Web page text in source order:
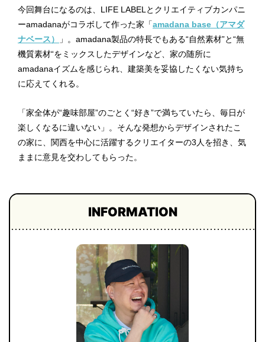
今回舞台になるのは、LIFE LABELとクリエイティブカンパニ
ーamadanaがコラボして作った家「amadana base（アマダ
ナベース）
」。amadana製品の特長でもある“自然素材”と“無
機質素材“をミックスしたデザインなど、家の随所に
amadanaイズムを感じられ、建築美を妥協したくない気持ち
に応えてくれる。
「家全体が“趣味部屋”のごとく“好き”で満ちていたら、毎日が
楽しくなるに違いない」。そんな発想からデザインされたこ
の家に、関西を中心に活躍するクリエイターの3人を招き、気
ままに意見を交わしてもらった。
INFORMATION